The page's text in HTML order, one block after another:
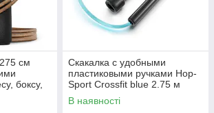
см
боксу,
Скакалка с удобными
пластиковыми ручками Hop-
Sport Crossfit blue 2.75 м
В наявності